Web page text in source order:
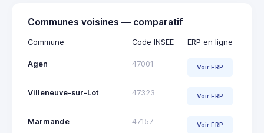
Communes voisines — comparatif
Commune Code INSEE ERP en ligne
Agen 47001 Voir ERP
Villeneuve-sur-Lot 47323 Voir ERP
Marmande 47157 Voir ERP